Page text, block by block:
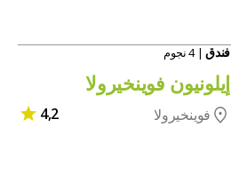
فندق| 4 نجوم
إيلونيون فوينخيرولا
فوينخيرولا 4,2